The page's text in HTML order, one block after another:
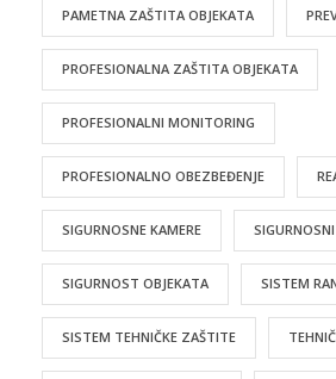
PAMETNA ZAŠTITA OBJEKATA
PROFESIONALNA ZAŠTITA OBJEKATA
PROFESIONALNI MONITORING
PROFESIONALNO OBEZBEĐENJE
SIGURNOSNE KAMERE
SIGURNOST OBJEKATA SISTEM
SISTEM TEHNIČKE ZAŠTITE